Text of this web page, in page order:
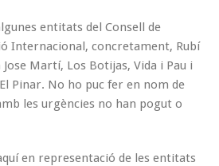
entitats del Consell de
Internacional, concretament, Rubí
Jose Martí, Los Botijas, Vida i Pau i
Pinar. No ho puc fer en nom de
les urgències no han pogut o
en representació de les entitats